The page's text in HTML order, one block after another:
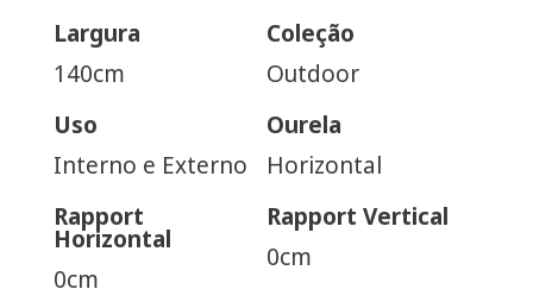
Largura
140cm
Coleção
Outdoor
Uso
Interno e Externo
Ourela
Horizontal
Rapport
Horizontal
0cm
Rapport Vertical
0cm